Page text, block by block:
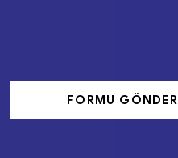
FORMU GÖNDER